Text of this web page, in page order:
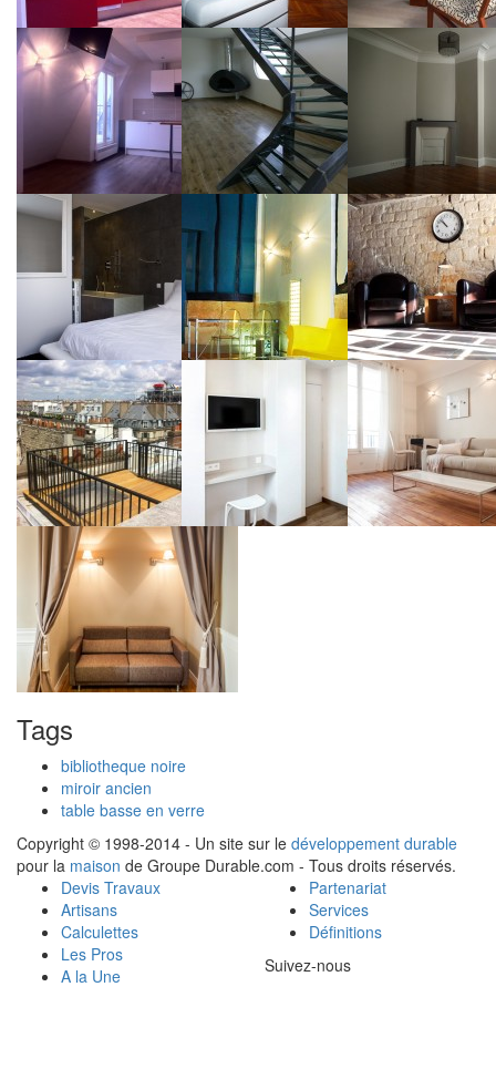
Tags
bibliotheque noire
miroir ancien
table basse en verre
Copyright © 1998-2014 - Un site sur le développement durable
pour la maison de Groupe Durable.com - Tous droits réservés.
Devis Travaux
Artisans
Calculettes
Les Pros
A la Une
Partenariat
Services
Définitions
Suivez-nous